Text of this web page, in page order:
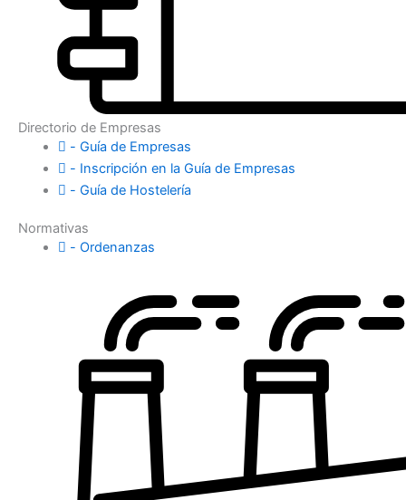
Directorio de Empresas
- Guía de Empresas
- Inscripción en la Guía de Empresas
- Guía de Hostelería
Normativas
- Ordenanzas